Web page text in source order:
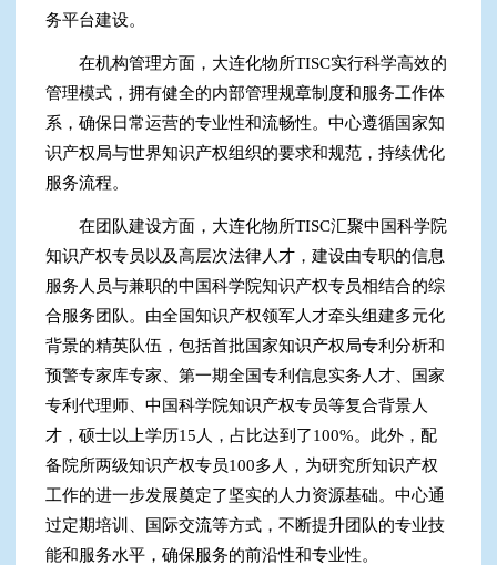
务平台建设。
在机构管理方面，大连化物所TISC实行科学高效的
管理模式，拥有健全的内部管理规章制度和服务工作体
系，确保日常运营的专业性和流畅性。中心遵循国家知
识产权局与世界知识产权组织的要求和规范，持续优化
服务流程。
在团队建设方面，大连化物所TISC汇聚中国科学院
知识产权专员以及高层次法律人才，建设由专职的信息
服务人员与兼职的中国科学院知识产权专员相结合的综
合服务团队。由全国知识产权领军人才牵头组建多元化
背景的精英队伍，包括首批国家知识产权局专利分析和
预警专家库专家、第一期全国专利信息实务人才、国家
专利代理师、中国科学院知识产权专员等复合背景人
才，硕士以上学历15人，占比达到了100%。此外，配
备院所两级知识产权专员100多人，为研究所知识产权
工作的进一步发展奠定了坚实的人力资源基础。中心通
过定期培训、国际交流等方式，不断提升团队的专业技
能和服务水平，确保服务的前沿性和专业性。